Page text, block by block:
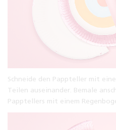
Schneide den Pappteller mit
Teilen auseinander. Bemale
Papptellers mit einem